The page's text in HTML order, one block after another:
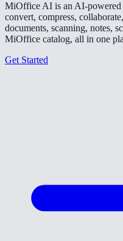
MiOffice AI is an AI-powered
convert, compress,
documents, scanning, notes,
MiOffice catalog, all in one
Get Started